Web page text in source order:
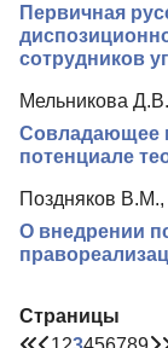
Первичная
сотрудников
Мельникова
Совладающее
потенциале
Поздняков
О внедрении
Страницы